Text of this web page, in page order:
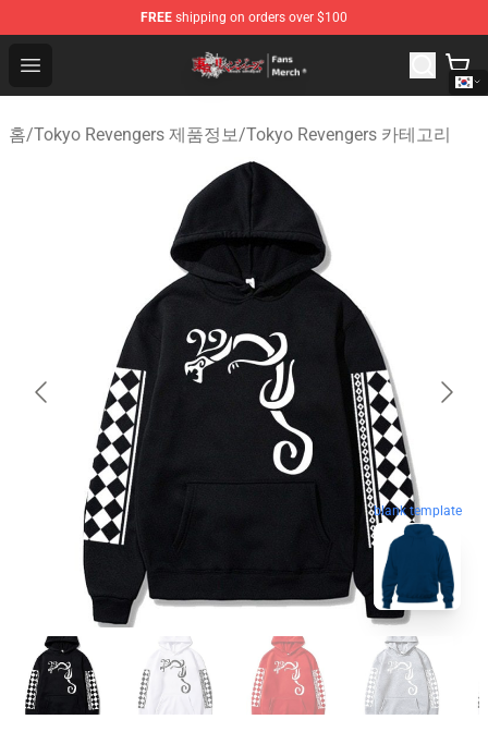
FREE shipping on orders over $100
Open menu
Tokyo Revengers Store - Official Tokyo Revengers
홈/Tokyo Revengers 제품정보/Tokyo Revengers 카테고리
blank template